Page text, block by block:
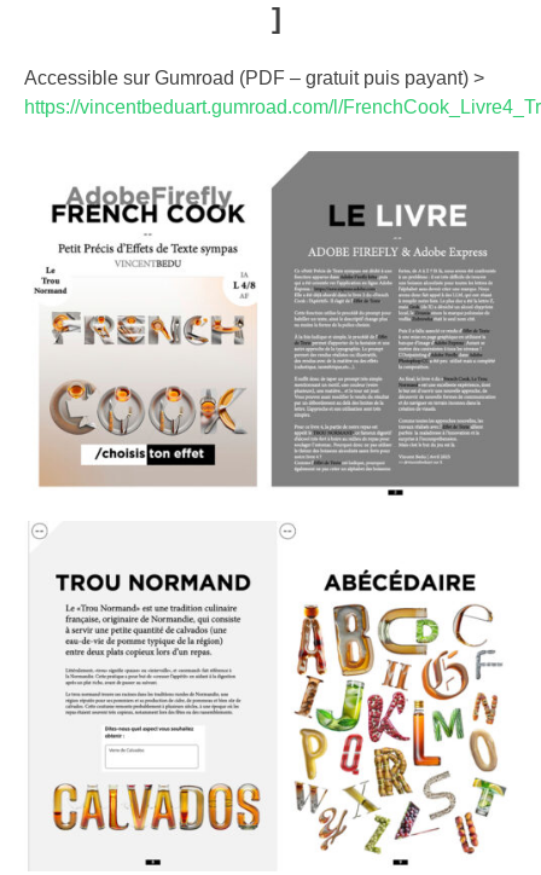
]
Accessible sur Gumroad (PDF – gratuit puis payant) >
https://vincentbeduart.gumroad.com/l/